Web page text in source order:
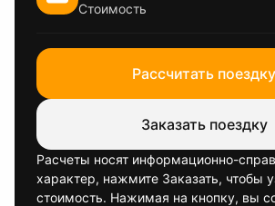
Стоимость
Рассчитать поездку
Заказать поездку
Расчеты носят информационно-
характер, нажмите Заказать, чтобы
стоимость. Нажимая на кнопку, вы